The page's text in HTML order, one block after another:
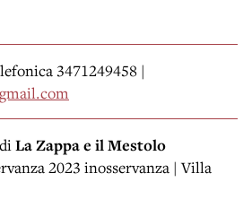
3471249458 |
La Zappa e il Mestolo
2023 inosservanza | Villa